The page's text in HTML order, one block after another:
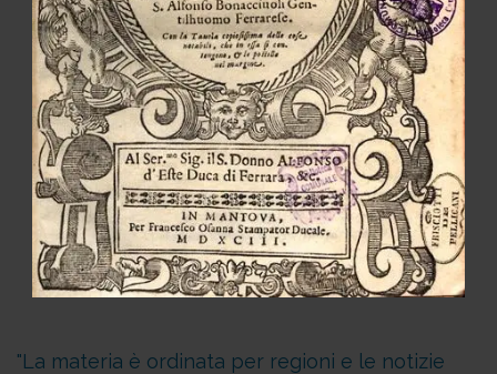
La materia è ordinata per regioni e le notizie